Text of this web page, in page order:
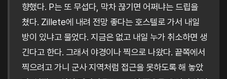
향했다. P는 또 무섭다, 막차 끊기면 어쩌냐는 드립을
쳤다. Zillete에 내려 전망 좋다는 호스텔로 가서 내일
방이 있냐고 물었다. 지금은 없고 내일 누가 취소하면 생
긴다고 한다. 그래서 야경이나 찍으로 나왔다. 끝쪽에서
찍으려고 가니 군사 지역처럼 접근을 못하도록 해 놓았